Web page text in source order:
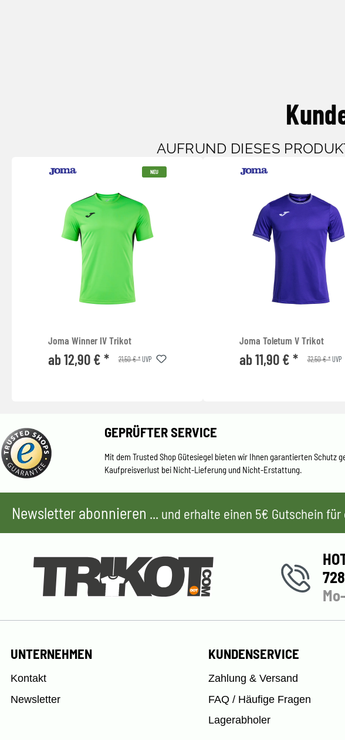
AUFRUND DIESES
NEU
Joma Winner IV Trikot
ab 12,90 € * 21,50 € *UVP
Joma Toletum V Trikot
ab 11,90 € * 32,50 € *UVP
GEPRÜFTER SERVICE
Mit dem Trusted Shop Gütesiegel bieten wir Ihnen garantierten Schutz
Kaufpreisverlust bei Nicht-Lieferung und Nicht-Erstattung.
Newsletter abonnieren ... und erhalte einen 5€ Gutschein
UNTERNEHMEN
Kontakt
Newsletter
KUNDENSERVICE
Zahlung & Versand
FAQ / Häufige Fragen
Lagerabholer